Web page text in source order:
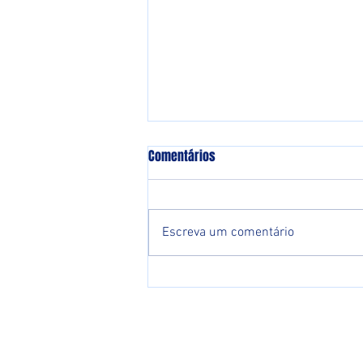
Serrano anuncia mais um
Comentários
Escreva um comentário